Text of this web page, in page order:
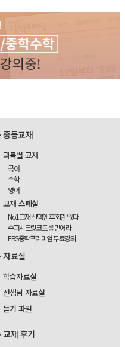
중등교재
과목별 교재
국어
수학
영어
교재 스페셜
No1교재 선택엔 후회란 없다
슈퍼시크릿코드를 믿어라
EBS중학프리미엄 무료강의
자료실
학습자료실
선생님 자료실
듣기 파일
교재 후기